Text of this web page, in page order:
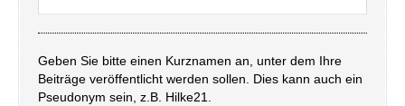
Geben Sie bitte einen Kurznamen an, unter dem Ihre
Beiträge veröffentlicht werden sollen. Dies kann auch ein
Pseudonym sein, z.B. Hilke21.